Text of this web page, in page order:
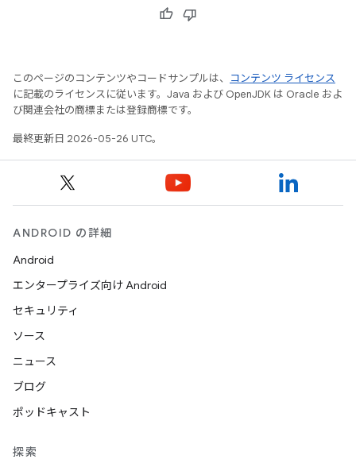
このページのコンテンツやコードサンプルは、
コンテンツ ライセンス
に記載のライセンスに従います。Java および OpenJDK は Oracle およ
び関連会社の商標または登録商標です。
最終更新日 2026-05-26 UTC。
ANDROID の詳細
Android
エンタープライズ向け Android
セキュリティ
ソース
ニュース
ブログ
ポッドキャスト
探索